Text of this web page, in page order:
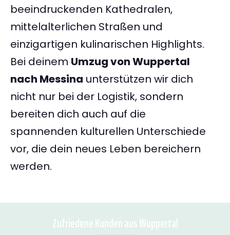
beeindruckenden Kathedralen,
mittelalterlichen Straßen und
einzigartigen kulinarischen Highlights.
Bei deinem Umzug von Wuppertal
nach Messina unterstützen wir dich
nicht nur bei der Logistik, sondern
bereiten dich auch auf die
spannenden kulturellen Unterschiede
vor, die dein neues Leben bereichern
werden.
Zufriedene Kunden aus Wuppertal